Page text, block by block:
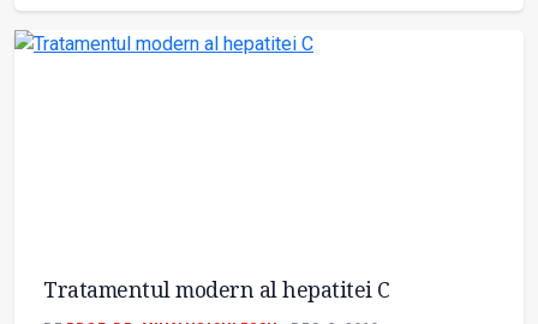
Tratamentul modern al hepatitei C